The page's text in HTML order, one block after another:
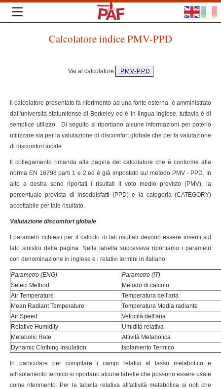
Calcolatore indice PMV-PPD
Vai al calcolatore PMV-PPD
Il calcolatore presentato fa riferimento ad una fonte esterna, è amministrato
dall'università statunitense di Berkeley ed è in lingua inglese, tuttavia è di
semplice utilizzo. Di seguito si riportiano alcune informazioni per poterlo
utilizzare sia per la valutazione di discomfort globale che per la valutazione
di discomfort locale.
Il collegamento rimanda alla pagina del calcolatore che è conforme alla
norma EN 16798 parti 1 e 2 ed è già impostato sul metodo PMV - PPD. In
alto a destra sono riportati i risultati il voto medio previsto (PMV), la
percentuale prevista di insoddisfatti (PPD) e la categoria (CATEGORY)
accettabile per tale risultato.
Valutazione discomfort globale
I parametri richiesti per il calcolo di tali risultati devono essere inseriti sul
lato sinistro della pagina. Nella tabella successiva riportiamo i parametri
con denominazione in inglese e i relativi termini in italiano.
Parametro (ENG)
Parametro (IT)
Select Method
Metodo di calcolo
Air Temperature
Temperatura dell'aria
Mean Radiant Temperature
Temperatura Media radiante
Air Speed
Velocità dell'aria
Relative Humidity
Umidità relativa
Metabolic Rate
Attività Metabolica
Dynamic Clothing Insulation
Isolamento Termico
In particolare per compilare i campi relativi al tasso metabolico e
all'isolamento termico si riportano alcune tabelle che possono essere usate
come riferimento. Per la tabella relativa all'attività metabolica si noti che